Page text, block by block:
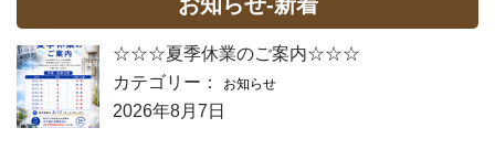
☆☆☆夏季休業のご案内☆☆☆
カテゴリー：
お知らせ
2026年8月7日